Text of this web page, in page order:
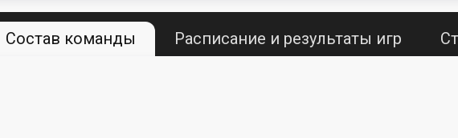
Состав команды Расписание и результаты игр